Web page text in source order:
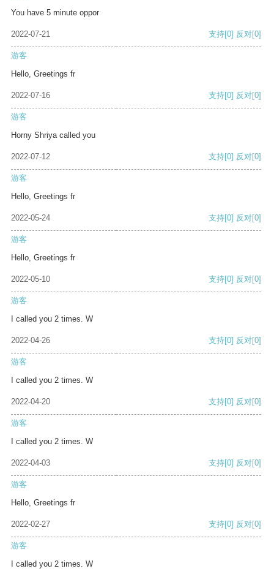
You have 5 minute oppor
2022-07-21 支持[0] 反对[0]
游客
Hello, Greetings fr
2022-07-16 支持[0] 反对[0]
游客
Horny Shriya called you
2022-07-12 支持[0] 反对[0]
游客
Hello, Greetings fr
2022-05-24 支持[0] 反对[0]
游客
Hello, Greetings fr
2022-05-10 支持[0] 反对[0]
游客
I called you 2 times. W
2022-04-26 支持[0] 反对[0]
游客
I called you 2 times. W
2022-04-20 支持[0] 反对[0]
游客
I called you 2 times. W
2022-04-03 支持[0] 反对[0]
游客
Hello, Greetings fr
2022-02-27 支持[0] 反对[0]
游客
I called you 2 times. W